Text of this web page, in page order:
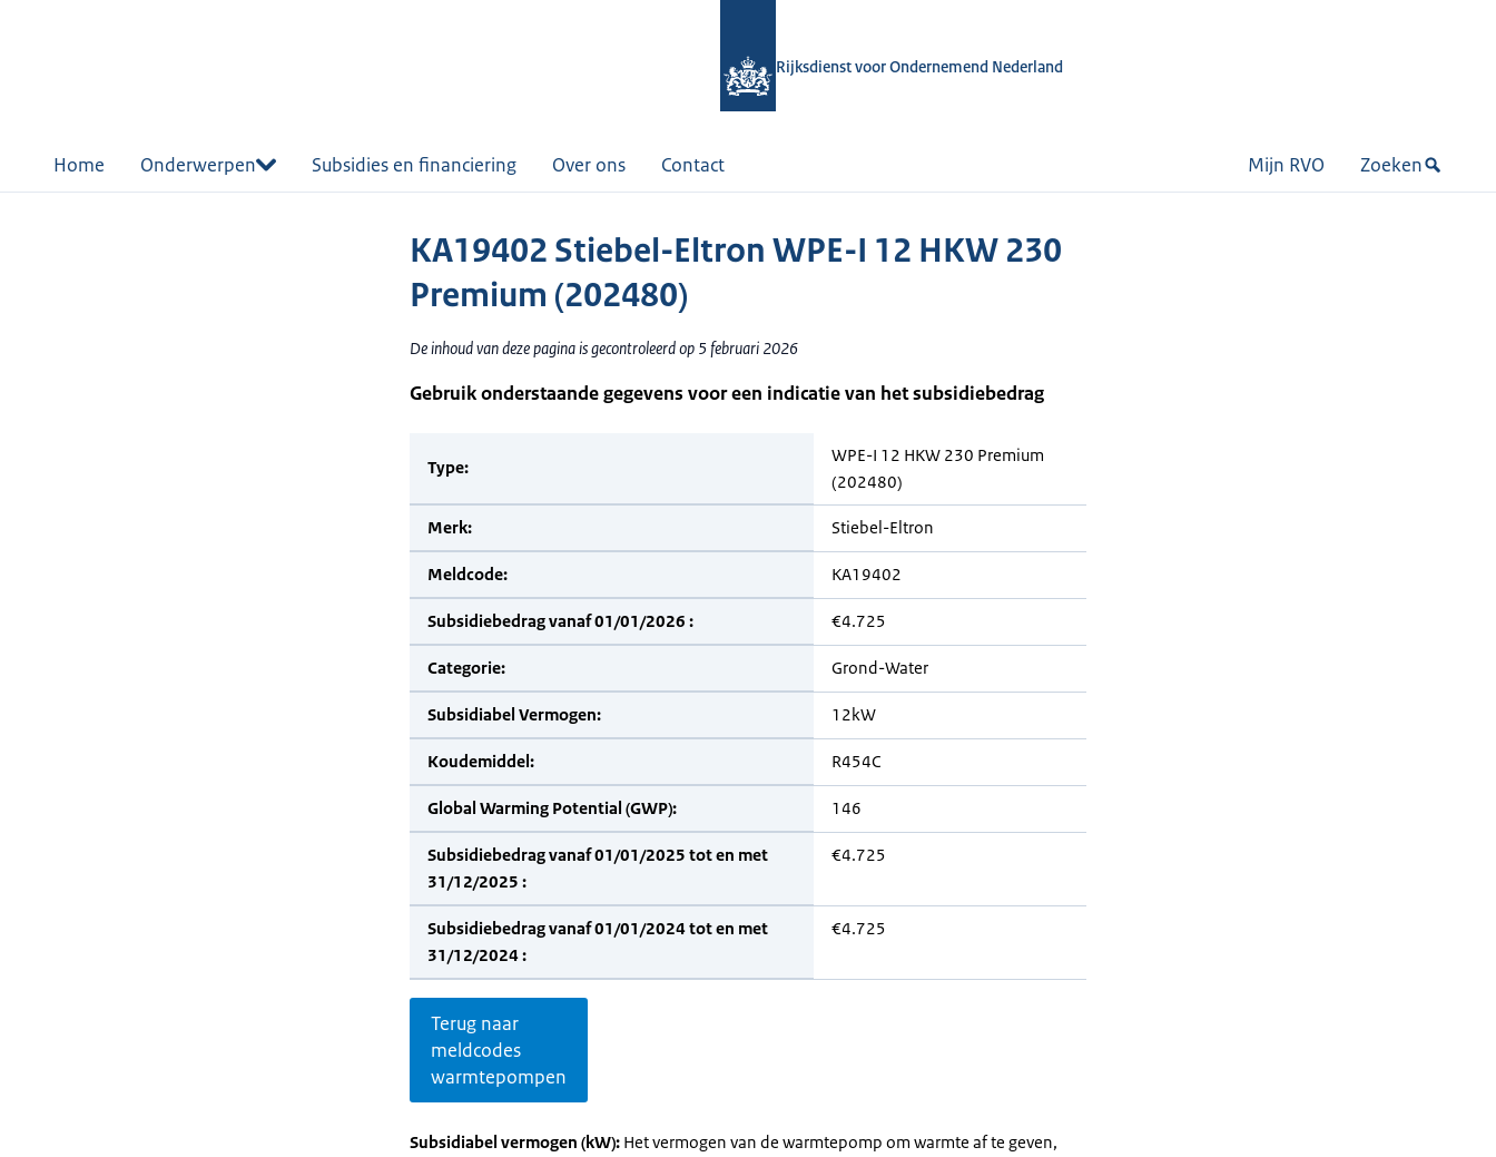
Rijksdienst voor Ondernemend Nederland
Home Onderwerpen Subsidies en financiering Over ons Contact Mijn RVO Zoeken
KA19402 Stiebel-Eltron WPE-I 12 HKW 230
Premium (202480)
De inhoud van deze pagina is gecontroleerd op 5 februari 2026
Gebruik onderstaande gegevens voor een indicatie van het subsidiebedrag
Type:
WPE-I 12 HKW 230 Premium
(202480)
Merk: Stiebel-Eltron
Meldcode: KA19402
Subsidiebedrag vanaf 01/01/2026 : €4.725
Categorie: Grond-Water
Subsidiabel Vermogen: 12kW
Koudemiddel: R454C
Global Warming Potential (GWP): 146
Subsidiebedrag vanaf 01/01/2025 tot en met
31/12/2025 :
€4.725
Subsidiebedrag vanaf 01/01/2024 tot en met
31/12/2024 :
€4.725
Terug naar
meldcodes
warmtepompen
Subsidiabel vermogen (kW): Het vermogen van de warmtepomp om warmte af te geven,